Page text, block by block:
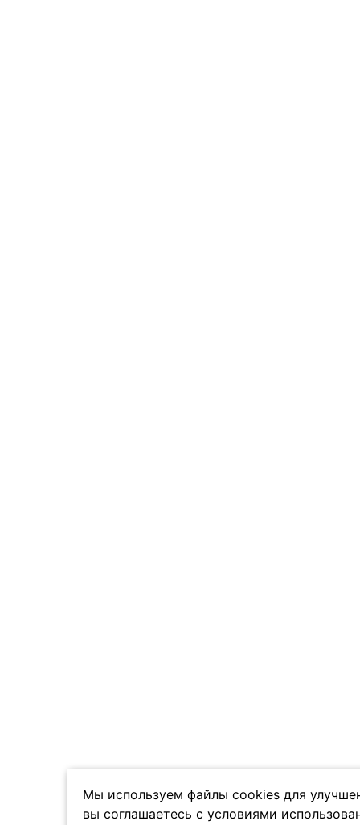
Мы используем файлы cookies для
вы соглашаетесь с условиями